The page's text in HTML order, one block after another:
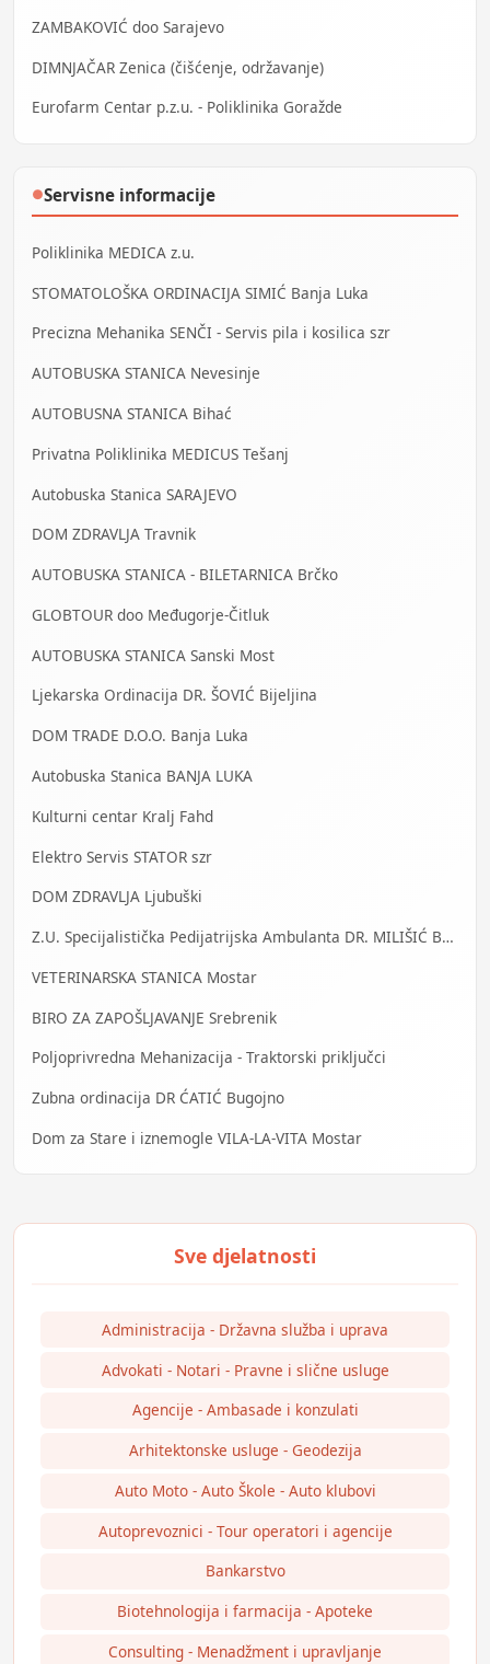
ZAMBAKOVIĆ doo Sarajevo
DIMNJAČAR Zenica (čišćenje, održavanje)
Eurofarm Centar p.z.u. - Poliklinika Goražde
●Servisne informacije
Poliklinika MEDICA z.u.
STOMATOLOŠKA ORDINACIJA SIMIĆ Banja Luka
Precizna Mehanika SENČI - Servis pila i kosilica szr
AUTOBUSKA STANICA Nevesinje
AUTOBUSNA STANICA Bihać
Privatna Poliklinika MEDICUS Tešanj
Autobuska Stanica SARAJEVO
DOM ZDRAVLJA Travnik
AUTOBUSKA STANICA - BILETARNICA Brčko
GLOBTOUR doo Međugorje-Čitluk
AUTOBUSKA STANICA Sanski Most
Ljekarska Ordinacija DR. ŠOVIĆ Bijeljina
DOM TRADE D.O.O. Banja Luka
Autobuska Stanica BANJA LUKA
Kulturni centar Kralj Fahd
Elektro Servis STATOR szr
DOM ZDRAVLJA Ljubuški
Z.U. Specijalistička Pedijatrijska Ambulanta DR. MILIŠIĆ Banja Luka
VETERINARSKA STANICA Mostar
BIRO ZA ZAPOŠLJAVANJE Srebrenik
Poljoprivredna Mehanizacija - Traktorski priključci
Zubna ordinacija DR ĆATIĆ Bugojno
Dom za Stare i iznemogle VILA-LA-VITA Mostar
Administracija - Državna služba i uprava
Advokati - Notari - Pravne i slične usluge
Agencije - Ambasade i konzulati
Arhitektonske usluge - Geodezija
Auto Moto - Auto Škole - Auto klubovi
Autoprevoznici - Tour operatori i agencije
Bankarstvo
Biotehnologija i farmacija - Apoteke
Consulting - Menadžment i upravljanje